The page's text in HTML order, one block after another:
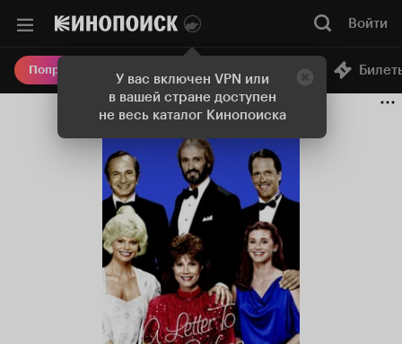
У вас включен VPN или
в вашей стране доступен
не весь каталог Кинопоиска
Войти
Попробовать Плюс Онлайн-кинотеатр